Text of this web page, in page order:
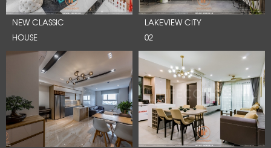
NEW CLASSIC
HOUSE
LAKEVIEW CITY
02